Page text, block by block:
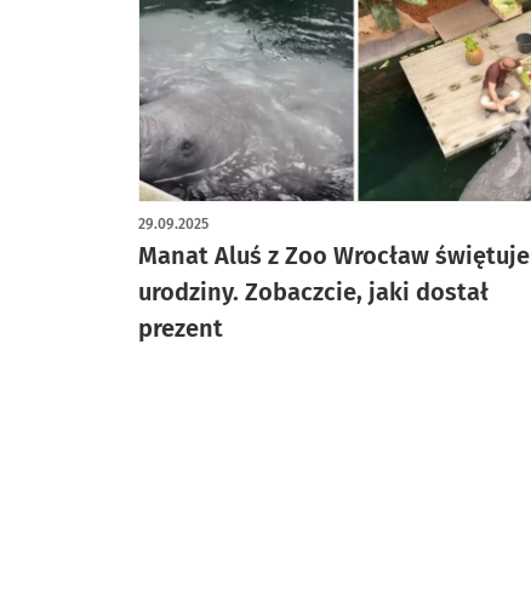
Manat Aluś z Zoo Wrocław świętuje
urodziny. Zobaczcie, jaki dostał
prezent
29.09.2025